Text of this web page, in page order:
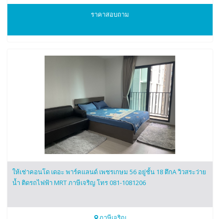
0889822946
ราคาสอบถาม
ให้เช่าคอนโด เดอะ พาร์คแลนด์ เพชรเกษม 56 อยู่ชั้น 18 ตึกA วิวสระว่าย
น้ำ ติดรถไฟฟ้า MRT ภาษีเจริญ โทร 081-1081206